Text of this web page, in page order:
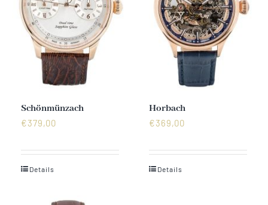
Schönmünzach
€379,00
Details
Horbach
€369,00
Details